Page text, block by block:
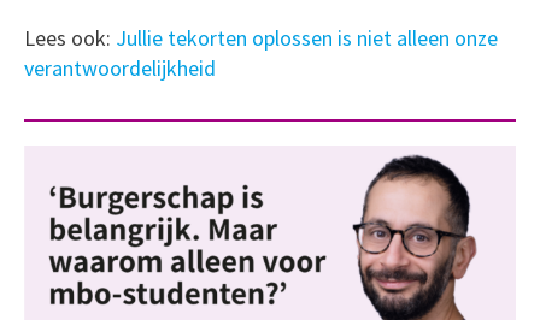
Lees ook: Jullie tekorten oplossen is niet alleen onze
verantwoordelijkheid